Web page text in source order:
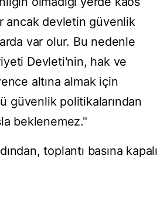
ancak devletin güvenlik
var olur. Bu nedenle
Devleti'nin, hak ve
altına almak için
güvenlik politikalarından
beklenemez."
toplantı basına kapalı